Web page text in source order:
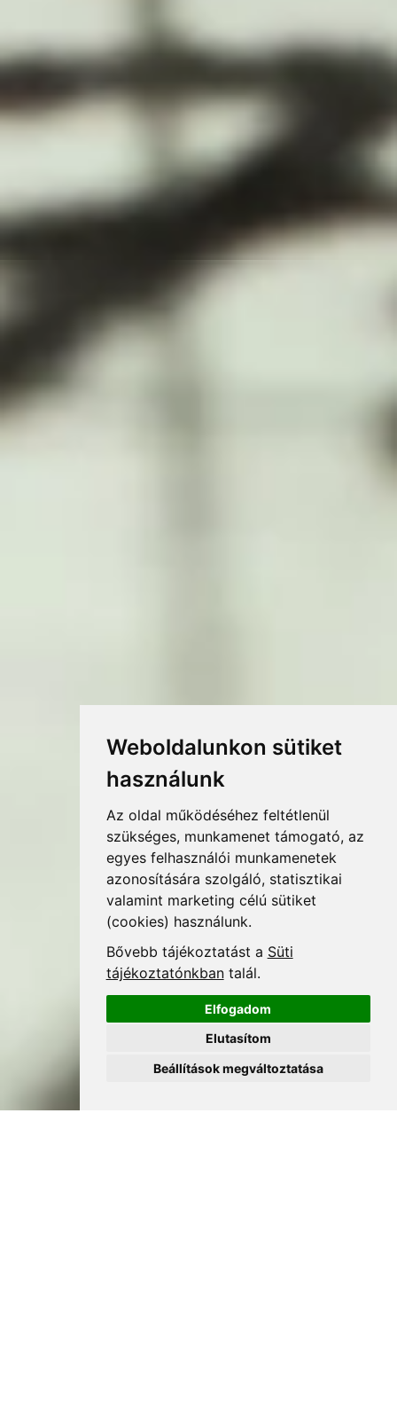
Weboldalunkon sütiket
használunk
Az oldal működéséhez feltétlenül
szükséges, munkamenet támogató,
az egyes felhasználói munkamenetek
azonosítására szolgáló, statisztikai
valamint marketing célú sütiket
(cookies) használunk.
Bővebb tájékoztatást a Süti
tájékoztatónkbantalál.
Elfogadom
Elutasítom
Beállítások megváltoztatása